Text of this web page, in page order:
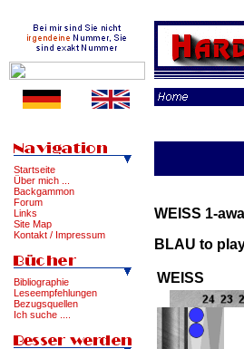
Startseite
Über mich ...
Backgammon
Forum
Links
Site Map
Kontakt / Impressum
Bibliographie
Leseempfehlungen
Bezugsquellen
Ich suche ....
WEISS 1-
BLAU to
WEISS